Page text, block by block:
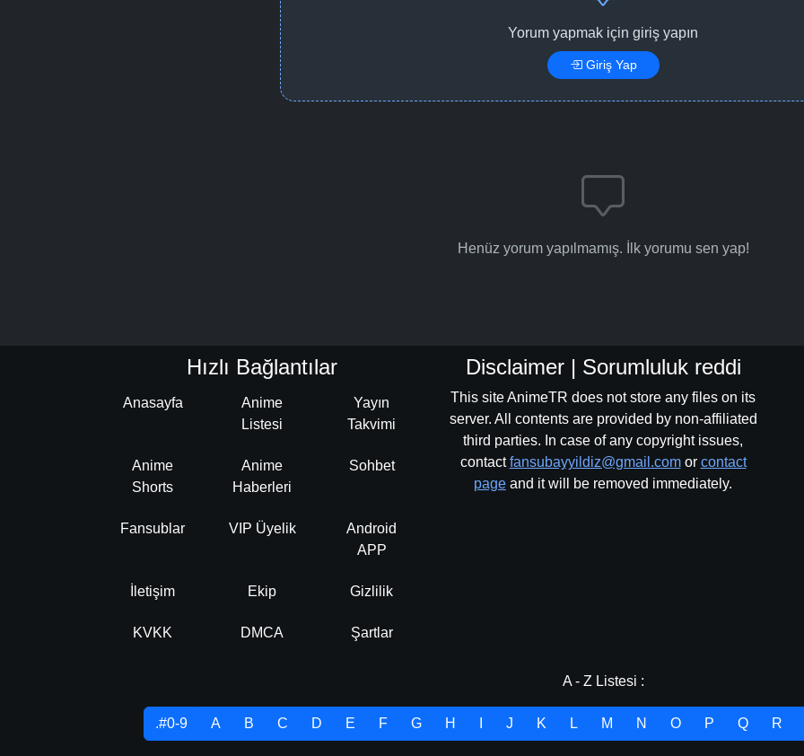
Yorum yapmak için giriş yapın
Giriş Yap
Henüz yorum yapılmamış. İlk yorumu sen yap!
Hızlı Bağlantılar
Anasayfa
Anime
Listesi
Yayın
Takvimi
Anime
Shorts
Anime
Haberleri
Sohbet
Fansublar VIP Üyelik
Android
APP
İletişim Ekip Gizlilik
KVKK DMCA Şartlar
Disclaimer | Sorumluluk reddi
This site AnimeTR does not store any files on its
server. All contents are provided by non-affiliated
third parties. In case of any copyright issues,
contactfansubayyildiz@gmail.comor contact
page and it will be removed immediately.
A - Z Listesi :
.#0-9 A B C D E F G H J K L M N O P Q R